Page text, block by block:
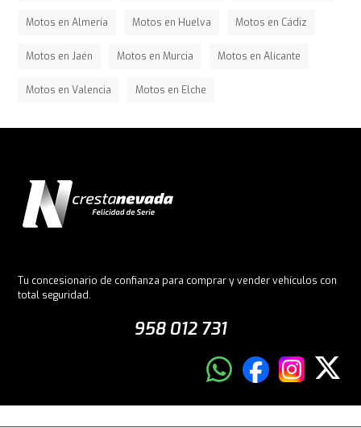
Motos en Almería Motos en Huelva Motos en Cádiz
Motos en Jaén Motos en Murcia Motos en Alicante
Motos en Valencia Motos en Elche
Tu concesionario de confianza para comprar y vender vehículos con
total seguridad.
958 012 731